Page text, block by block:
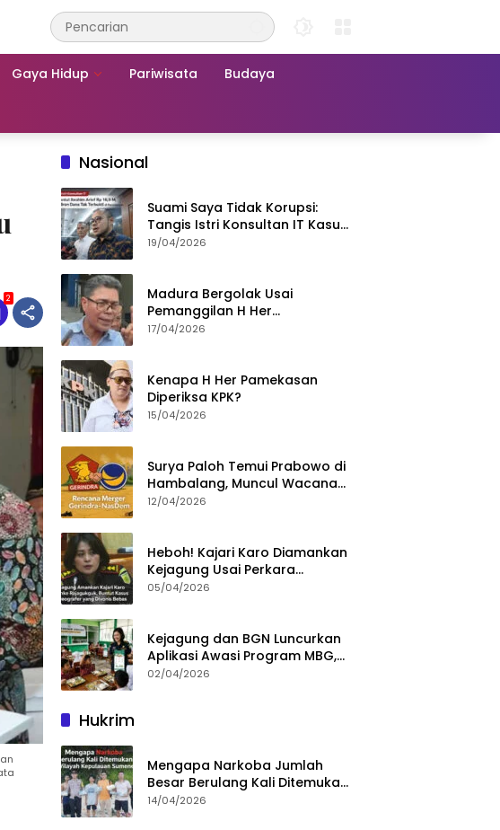
Gaya Hidup Pariwisata Budaya
2
Nasional
Suami Saya Tidak Korupsi:
Tangis Istri Konsultan IT Kasus
Nadiem Dituntut 22,5 Tahun
19/04/2026
Madura Bergolak Usai
Pemanggilan H Her
Pamekasan, Faizal Assegaf
17/04/2026
Kenapa H Her Pamekasan
Diperiksa KPK?
15/04/2026
Surya Paloh Temui Prabowo di
Hambalang, Muncul Wacana
Penggabungan NasDem dan
12/04/2026
Heboh! Kajari Karo Diamankan
Kejagung Usai Perkara
Videografer Divonis Bebas
05/04/2026
Kejagung dan BGN Luncurkan
Aplikasi Awasi Program MBG,
Begini Cara Lapornya
02/04/2026
Hukrim
Mengapa Narkoba Jumlah
Besar Berulang Kali Ditemukan
di Wilayah Kepulauan
14/04/2026